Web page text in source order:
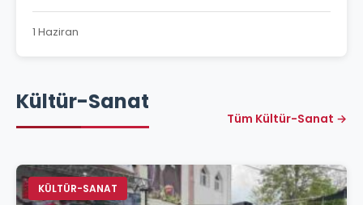
1 Haziran
Kültür-Sanat
Tüm Kültür-Sanat →
KÜLTÜR-SANAT